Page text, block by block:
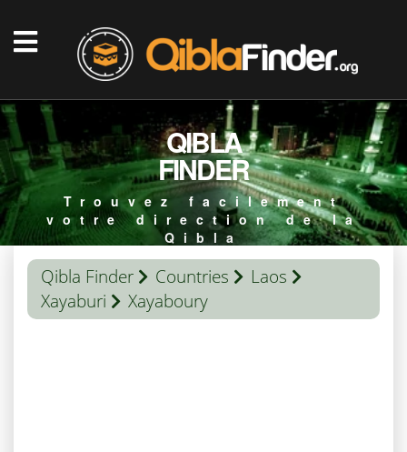
QIBLA
FINDER
Trouvez facilement
votre direction de la
Qibla
Qibla Finder Countries
Laos
Xayaburi
Xayaboury